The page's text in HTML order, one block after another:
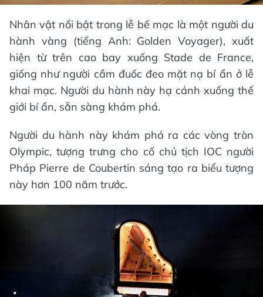
Nhân vật nổi bật trong lễ bế mạc là một người du
hành vàng (tiếng Anh: Golden Voyager), xuất
hiện từ trên cao bay xuống Stade de France,
giống như người cầm đuốc đeo mặt nạ bí ẩn ở lễ
khai mạc. Người du hành này hạ cánh xuống thế
giới bí ẩn, sẵn sàng khám phá.
Người du hành này khám phá ra các vòng tròn
Olympic, tượng trưng cho cố chủ tịch IOC người
Pháp Pierre de Coubertin sáng tạo ra biểu tượng
này hơn 100 năm trước.